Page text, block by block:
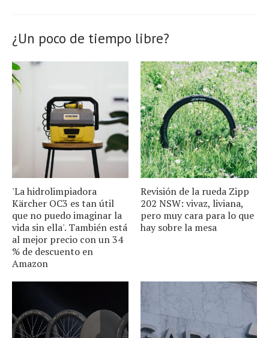
¿Un poco de tiempo libre?
'La hidrolimpiadora
Kärcher OC3 es tan útil
que no puedo imaginar la
vida sin ella'. También está
al mejor precio con un 34
% de descuento en
Amazon
Revisión de la rueda Zipp
202 NSW: vivaz, liviana,
pero muy cara para lo que
hay sobre la mesa